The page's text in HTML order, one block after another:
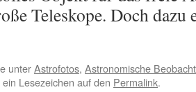
Teleskope. Doch dazu
unterAstrofotos, Astronomische
Lesezeichen auf den Permalink.